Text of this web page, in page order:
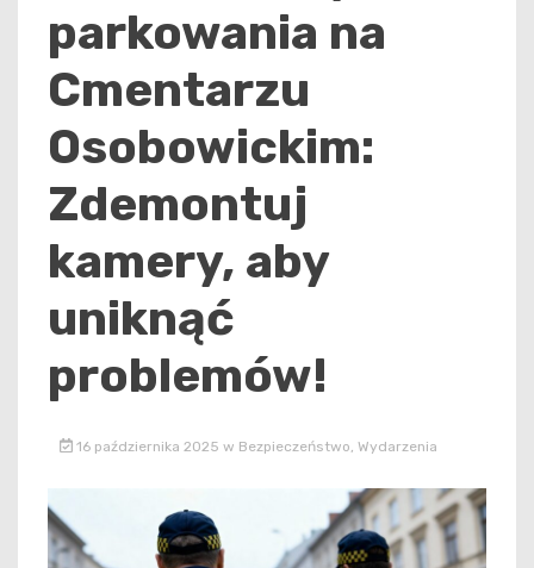
parkowania na
Cmentarzu
Osobowickim:
Zdemontuj
kamery, aby
uniknąć
problemów!
16 października 2025 w Bezpieczeństwo Wydarzenia